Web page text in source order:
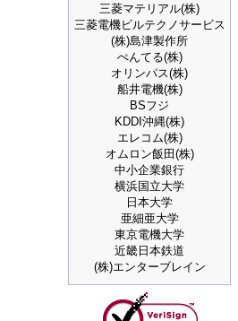
三菱マテリアル(株)
三菱電機ビルテクノサービス
(株)島津製作所
ぺんてる(株)
オリンパス(株)
船井電機(株)
BSフジ
KDDI沖縄(株)
エレコム(株)
オムロン飯田(株)
中小企業銀行
横浜国立大学
日本大学
亜細亜大学
東京電機大学
近畿日本鉄道
(株)エンターブレイン